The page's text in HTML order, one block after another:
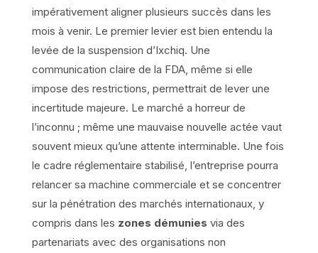
impérativement aligner plusieurs succès dans les
mois à venir. Le premier levier est bien entendu la
levée de la suspension d’Ixchiq. Une
communication claire de la FDA, même si elle
impose des restrictions, permettrait de lever une
incertitude majeure. Le marché a horreur de
l’inconnu ; même une mauvaise nouvelle actée vaut
souvent mieux qu’une attente interminable. Une fois
le cadre réglementaire stabilisé, l’entreprise pourra
relancer sa machine commerciale et se concentrer
sur la pénétration des marchés internationaux, y
compris dans les zones démunies via des
partenariats avec des organisations non